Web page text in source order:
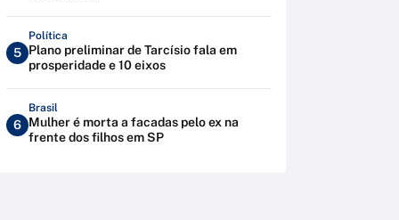
5
Política
Plano preliminar de Tarcísio fala em
prosperidade e 10 eixos
6
Brasil
Mulher é morta a facadas pelo ex na
frente dos filhos em SP